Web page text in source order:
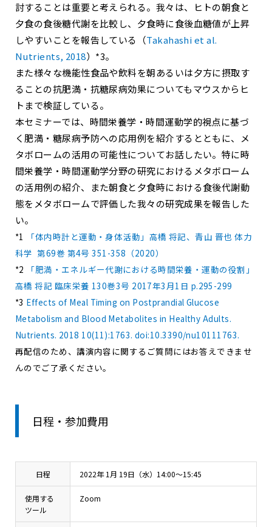
討することは重要と考えられる。我々は、ヒトの朝食と
夕食の食後糖代謝を比較し、夕食時に食後血糖値が上昇
しやすいことを報告している（Takahashi et al.
Nutrients, 2018）*3。
また様々な機能性食品や飲料を朝あるいは夕方に摂取す
ることの抗肥満・抗糖尿病効果についてもマウスからヒ
トまで検証している。
本セミナーでは、時間栄養学・時間運動学的視点に基づ
く肥満・糖尿病予防への応用例を紹介するとともに、メ
タボロームの活用の可能性についてお話したい。特に時
間栄養学・時間運動学分野の研究におけるメタボローム
の活用例の紹介、また朝食と夕食時における食後代謝動
態をメタボロームで評価した我々の研究成果を報告した
い。
*1
「体内時計と運動・身体活動」高橋 将記、青山 晋也 体力
科学 第69巻 第4号 351-358（2020）
*2
「肥満・エネルギー代謝における時間栄養・運動の役割」
高橋 将記 臨床栄養 130巻3号 2017年3月1日 p.295-299
*3 Effects of Meal Timing on Postprandial Glucose
Metabolism and Blood Metabolites in Healthy Adults.
Nutrients. 2018 10(11):1763. doi:10.3390/nu10111763.
再配信のため、講演内容に関するご質問にはお答えできませ
んのでご了承ください。
日程・参加費用
日程 2022年 1月 19日（水）14:00～15:45
使用する
ツール
Zoom